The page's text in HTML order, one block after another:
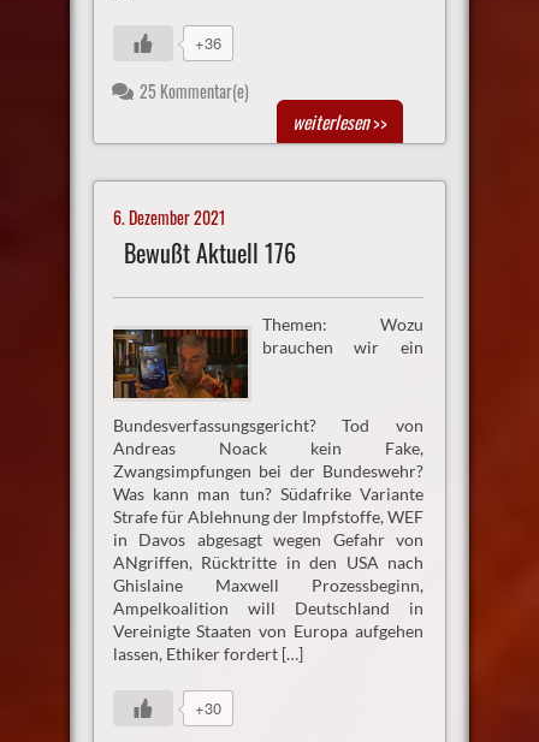
+36
25 Kommentar(e)
weiterlesen>>
6. Dezember 2021
Bewußt Aktuell 176
Themen: Wozu
brauchen wir ein
Bundesverfassungsgericht? Tod von
Andreas Noack kein Fake,
Zwangsimpfungen bei der Bundeswehr?
Was kann man tun? Südafrike Variante
Strafe für Ablehnung der Impfstoffe, WEF
in Davos abgesagt wegen Gefahr von
ANgriffen, Rücktritte in den USA nach
Ghislaine Maxwell Prozessbeginn,
Ampelkoalition will Deutschland in
Vereinigte Staaten von Europa aufgehen
lassen, Ethiker fordert […]
+30